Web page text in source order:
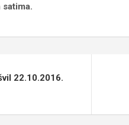
22.10.2016.